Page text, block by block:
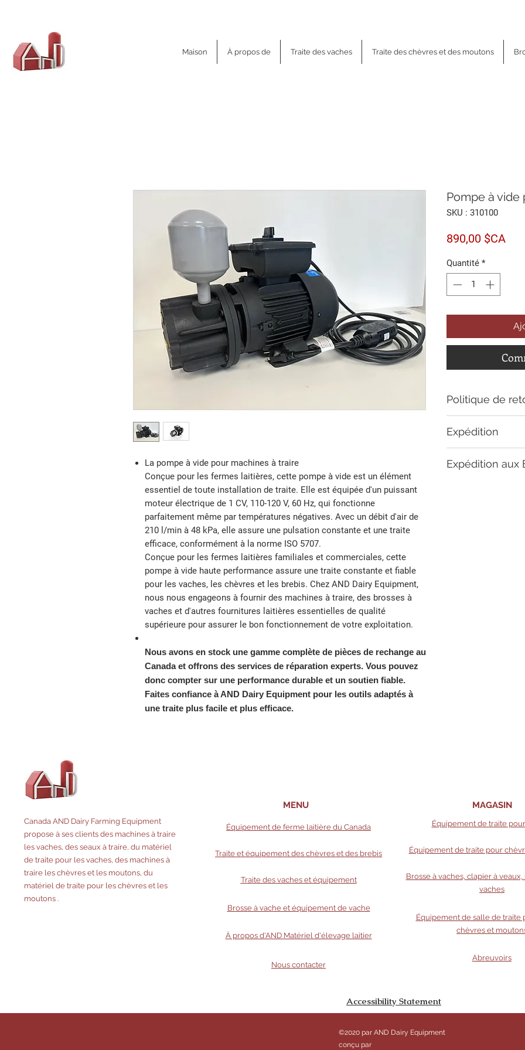
Maison À propos de Traite des vaches Traite des chèvres et des moutons
La pompe à vide pour machines à traire
Conçue pour les fermes laitières, cette pompe à vide est un élément
essentiel de toute installation de traite. Elle est équipée d'un puissant
moteur électrique de 1 CV, 110-120 V, 60 Hz, qui fonctionne
parfaitement même par températures négatives. Avec un débit d'air de
210 l/min à 48 kPa, elle assure une pulsation constante et une traite
efficace, conformément à la norme ISO 5707.
Conçue pour les fermes laitières familiales et commerciales, cette
pompe à vide haute performance assure une traite constante et fiable
pour les vaches, les chèvres et les brebis. Chez AND Dairy Equipment,
nous nous engageons à fournir des machines à traire, des brosses à
vaches et d'autres fournitures laitières essentielles de qualité
supérieure pour assurer le bon fonctionnement de votre exploitation.
Nous avons en stock une gamme complète de pièces de rechange au
Canada et offrons des services de réparation experts. Vous pouvez
donc compter sur une performance durable et un soutien fiable.
Faites confiance à AND Dairy Equipment pour les outils adaptés à
une traite plus facile et plus efficace.
Pompe à vide
SKU : 310100
890,00 $CAPrix
Quantité *
Politique de
Vous pouvez
anddairy.com,
pour un
suivant la livraison
Expédition
pouvons pas livrer
Expédition aux
Canada AND Dairy Farming Equipment
propose à ses clients des machines à traire
les vaches, des seaux à traire, du matériel
de traite pour les vaches, des machines à
traire les chèvres et les moutons, du
matériel de traite pour les chèvres et les
moutons .
MENU
Équipement de ferme laitière du Canada
Traite et équipement des chèvres et des brebis
Traite des vaches et équipement
Brosse à vache et équipement de vache
À propos d'AND Matériel d'élevage laitier
Nous contacter
MAGASIN
Équipement de traite
Équipement de traite pour
Brosse à vaches, clapier à
vaches
Équipement de salle de traite
chèvres et
Abreuvoirs
©2020 par AND Dairy Equipment
conçu par
Accessibility Statement